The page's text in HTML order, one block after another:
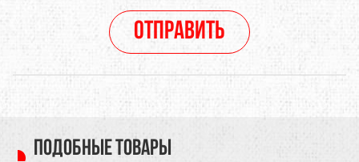
Отправить
Подобные товары